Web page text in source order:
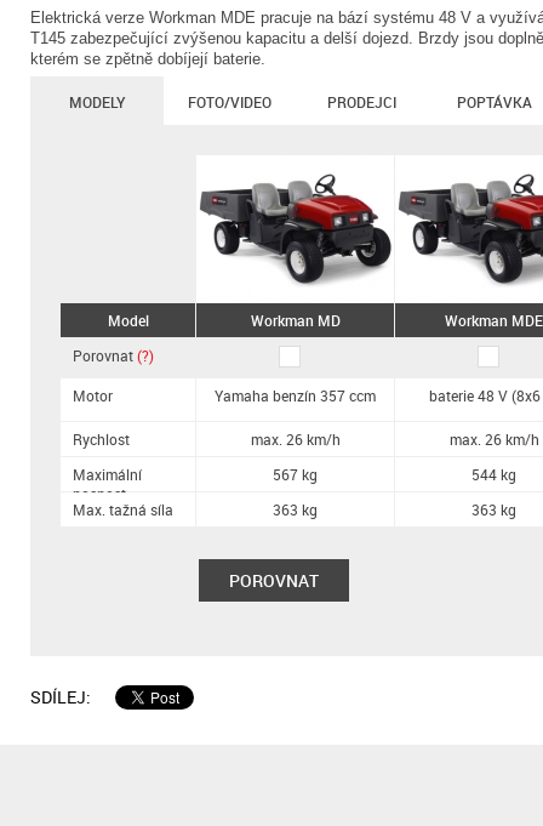
Elektrická verze Workman MDE pracuje na bází systému 48 V a
T145 zabezpečující zvýšenou kapacitu a delší dojezd. Brzdy jsou
kterém se zpětně dobíjejí baterie.
MODELY FOTO/VIDEO PRODEJCI POPTÁVKA
Model
Porovnat(?)
Motor
Rychlost
Maximální
nosnost
Max. tažná síla
Workman MD Workman MDE
Yamaha benzín 357 ccm baterie 48 V
max. 26 km/h
max. 26 km/h
567 kg
544 kg
363 kg
363 kg
POROVNAT
SDÍLEJ: